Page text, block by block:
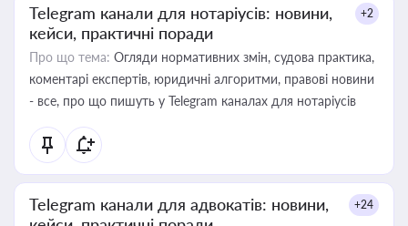
Telegram канали для нотаріусів: новини,
кейси, практичні поради
+2
Про що тема: Огляди нормативних змін, судова практика,
коментарі експертів, юридичні алгоритми, правові новини
- все, про що пишуть у Telegram каналах для нотаріусів
Telegram канали для адвокатів: новини,
+24